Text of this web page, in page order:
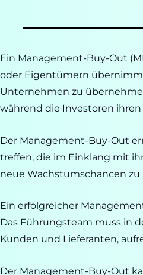
Ein Management-Buy-Out
oder Eigentümern
Unternehmen zu
während die Investoren ihren
Der Management-Buy-Out
treffen, die im Einklang mit
neue Wachstumschancen zu
Ein erfolgreicher
Das Führungsteam muss in
Kunden und Lieferanten,
Der Management-Buy-Out